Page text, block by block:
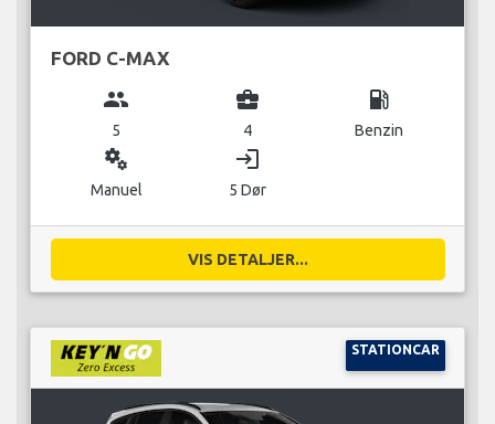
FORD C-MAX
group
5
business_center
4
local_gas_station
Benzin
miscellaneous_services
Manuel
login
5 Dør
VIS DETALJER...
STATIONCAR